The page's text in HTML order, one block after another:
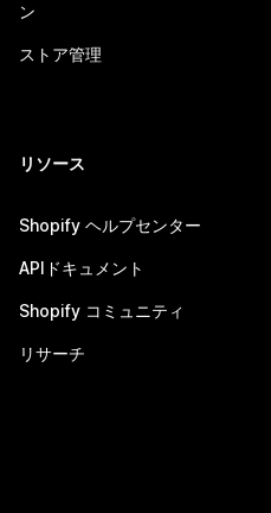
ン
ストア管理
リソース
Shopify ヘルプセンター
APIドキュメント
Shopify コミュニティ
リサーチ